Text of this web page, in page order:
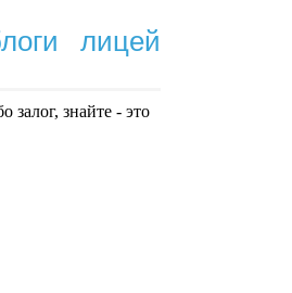
лицей
залог, знайте - это